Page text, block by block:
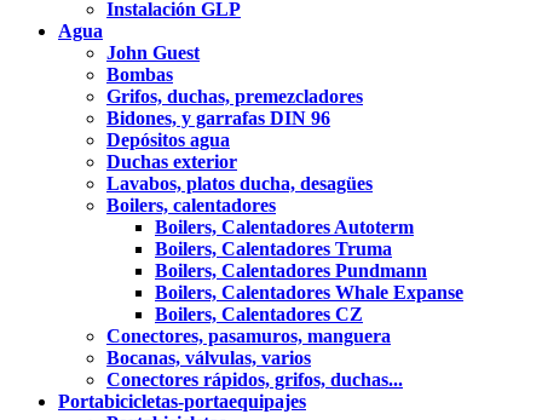
Instalación GLP
Agua
John Guest
Bombas
Grifos, duchas, premezcladores
Bidones, y garrafas DIN 96
Depósitos agua
Duchas exterior
Lavabos, platos ducha, desagües
Boilers, calentadores
Boilers, Calentadores Autoterm
Boilers, Calentadores Truma
Boilers, Calentadores Pundmann
Boilers, Calentadores Whale Expanse
Boilers, Calentadores CZ
Conectores, pasamuros, manguera
Bocanas, válvulas, varios
Conectores rápidos, grifos, duchas...
Portabicicletas-portaequipajes